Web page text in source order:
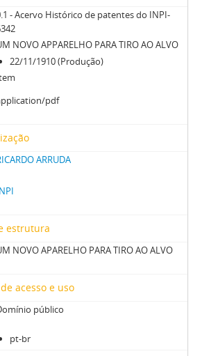
- Acervo Histórico de patentes do INPI-
NOVO APPARELHO PARA TIRO AO ALVO
22/11/1910 (Produção)
pdf
ARRUDA
estrutura
NOVO APARELHO PARA TIRO AO ALVO
acesso e uso
público
pt-br